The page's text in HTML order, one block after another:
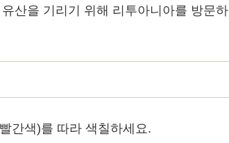
산을 기리기 위해 리투아니아를 방문하
간색)를 따라 색칠하세요.